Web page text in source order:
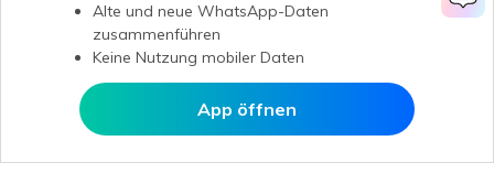
In MobileTrans öffnen
Alte und neue WhatsApp-Daten
zusammenführen
Keine Nutzung mobiler Daten
App öffnen